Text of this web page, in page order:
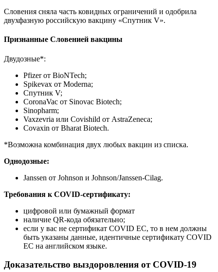
Словения сняла часть ковидных ограничений и одобрила
двухфазную российскую вакцину «Спутник V».
Признанные Словенией вакцины
Двудозные*:
Pfizer от BioNTech;
Spikevax от Moderna;
Спутник V;
CoronaVac от Sinovac Biotech;
Sinopharm;
Vaxzevria или Covishild от AstraZeneca;
Covaxin от Bharat Biotech.
*Возможна комбинация двух любых вакцин из списка.
Однодозные:
Janssen от Johnson и Johnson/Janssen-Cilag.
Требования к COVID-сертификату:
цифровой или бумажный формат
наличие QR-кода обязательно;
если у вас не сертификат COVID EC, то в нем должны
быть указаны данные, идентичные сертификату COVID
ЕС на английском языке.
Доказательство выздоровления от COVID-19